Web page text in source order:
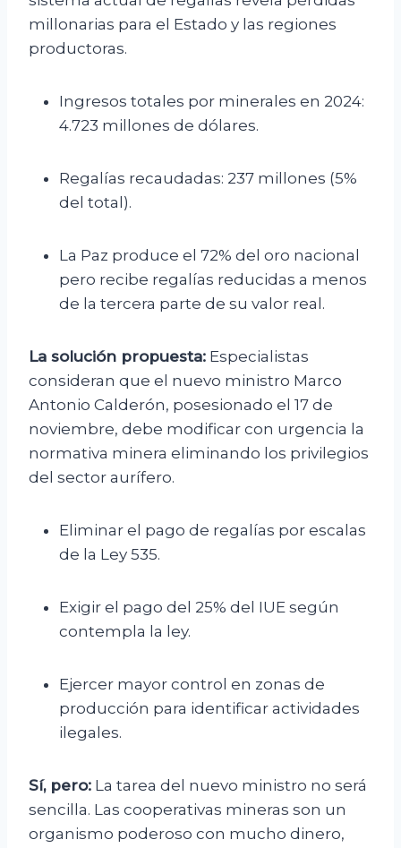
millonarias para el Estado y las regiones
productoras.
Ingresos totales por minerales en 2024:
4.723 millones de dólares.
Regalías recaudadas: 237 millones (5%
del total).
La Paz produce el 72% del oro nacional
pero recibe regalías reducidas a menos
de la tercera parte de su valor real.
La solución propuesta: Especialistas
consideran que el nuevo ministro Marco
Antonio Calderón, posesionado el 17 de
noviembre, debe modificar con urgencia la
normativa minera eliminando los privilegios
del sector aurífero.
Eliminar el pago de regalías por escalas
de la Ley 535.
Exigir el pago del 25% del IUE según
contempla la ley.
Ejercer mayor control en zonas de
producción para identificar actividades
ilegales.
Sí, pero: La tarea del nuevo ministro no será
sencilla. Las cooperativas mineras son un
organismo poderoso con mucho dinero,